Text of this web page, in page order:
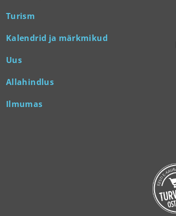
Turism
Kalendrid ja märkmikud
Uus
Allahindlus
Ilmumas